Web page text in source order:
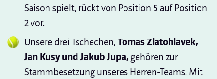
Saison spielt, rückt von Position 5 auf Position
2 vor.
Unsere drei Tschechen, Tomas Zlatohlavek,
Jan Kusy und Jakub Jupa, gehören zur
Stammbesetzung unseres Herren-Teams. Mit